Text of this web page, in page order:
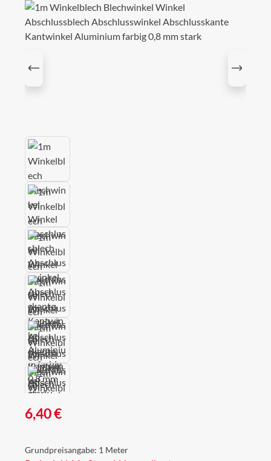
Bildergalerie überspringen
Regulärer Preis:
6,40 €
Grundpreisangabe: 1 Meter